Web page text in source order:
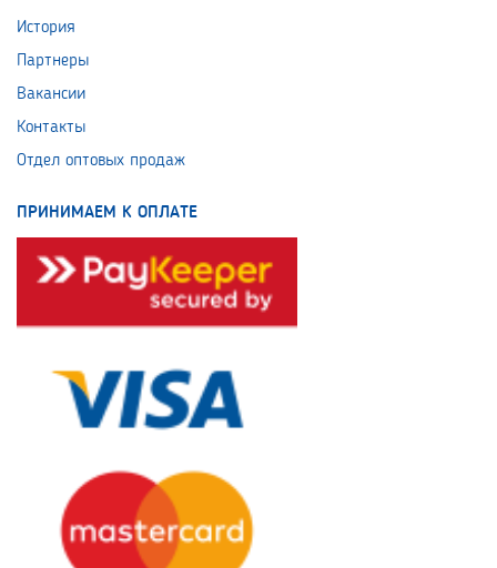
История
Партнеры
Вакансии
Контакты
Отдел оптовых продаж
ПРИНИМАЕМ К ОПЛАТЕ